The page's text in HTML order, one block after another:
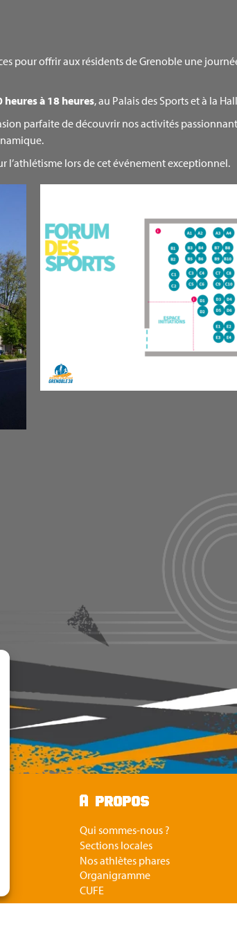
pour offrir aux résidents de Grenoble une
heures à 18 heures, au Palais des Sports et à la
parfaite de découvrir nos activités
l’athlétisme lors de cet événement exceptionnel.
A propos
Qui sommes-nous ?
Sections locales
Nos athlètes phares
Organigramme
CUFE